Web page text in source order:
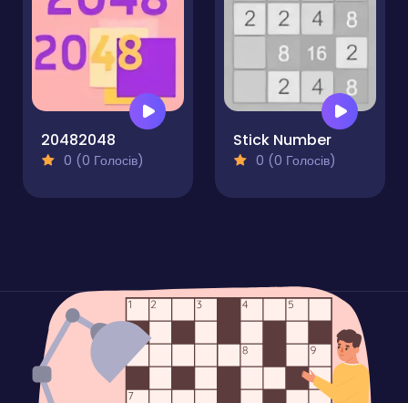
20482048
0 (0 Голосів)
Stick Number
0 (0 Голосів)